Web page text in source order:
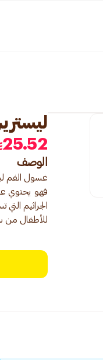
25.52
الوصف
فهو يحتوي
الجراثيم
للأطفال من سن 6 سنوات فما فوق.يعتبر افضل غسول للفم ل